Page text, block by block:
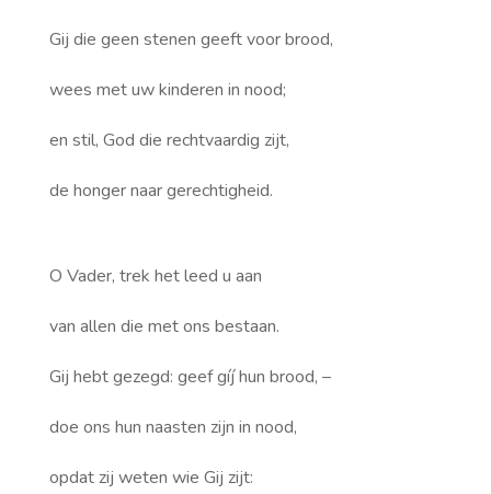
Gij die geen stenen geeft voor brood,
wees met uw kinderen in nood;
en stil, God die rechtvaardig zijt,
de honger naar gerechtigheid.
O Vader, trek het leed u aan
van allen die met ons bestaan.
Gij hebt gezegd: geef gíj hun brood, –
doe ons hun naasten zijn in nood,
opdat zij weten wie Gij zijt: